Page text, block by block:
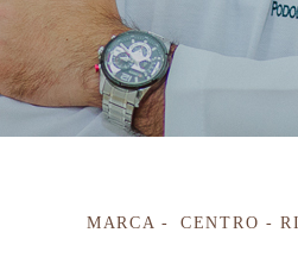
MARCA CENTRO -